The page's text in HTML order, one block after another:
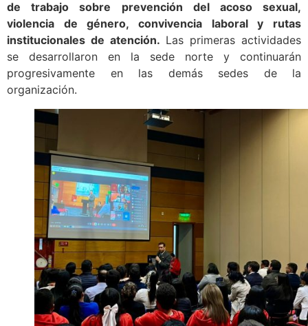
de trabajo sobre prevención del acoso sexual,
violencia de género, convivencia laboral y rutas
institucionales de atención. Las primeras actividades
se desarrollaron en la sede norte y continuarán
progresivamente en las demás sedes de la
organización.